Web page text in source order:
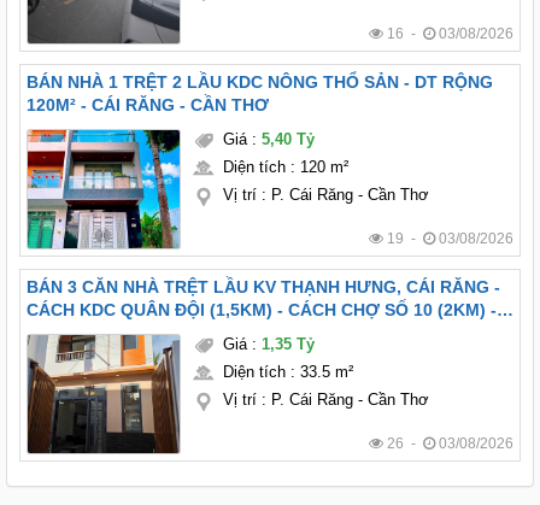
16 - 03/08/2026
BÁN NHÀ 1 TRỆT 2 LẦU KDC NÔNG THỔ SẢN - DT RỘNG
120M² - CÁI RĂNG - CẦN THƠ
Giá: 5,40 Tỷ
Diện tích: 120 m²
Vị trí: P. Cái Răng - Cần Thơ
19 - 03/08/2026
BÁN 3 CĂN NHÀ TRỆT LẦU KV THẠNH HƯNG, CÁI RĂNG -
CÁCH KDC QUÂN ĐỘI (1,5KM) - CÁCH CHỢ SỐ 10 (2KM) -
FULL NỘI THẤT
Giá: 1,35 Tỷ
Diện tích: 33.5 m²
Vị trí: P. Cái Răng - Cần Thơ
26 - 03/08/2026